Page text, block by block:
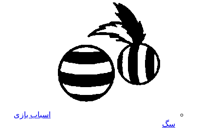
اسباب بازی
سگ